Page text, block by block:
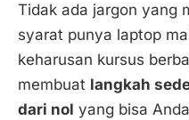
Tidak ada jargon yang
syarat punya laptop
keharusan kursus
membuat langkah
dari nol yang bisa